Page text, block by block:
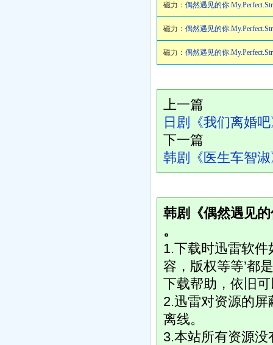
磁力： 偶然遇见的你
磁力： 偶然遇见的你
磁力： 偶然遇见的你
上一篇
日剧《我们离婚
下一篇
韩剧《医生车智
韩剧《偶然遇见
。
1.下载时迅雷软件
容，版权等等’都
下载帮助，依旧
2.迅雷对资源的
离线。
3.本站所有资源